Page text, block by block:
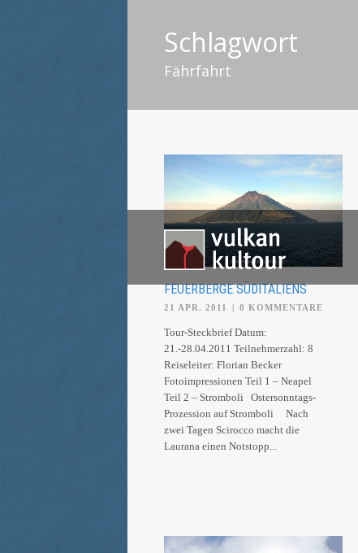
Schlagwort
Fährfahrt
FEUERBERGE SÜDITALIENS
21 APR. 2011 | 0 KOMMENTARE
Tour-Steckbrief Datum:
21.-28.04.2011 Teilnehmerzahl: 8
Reiseleiter: Florian Becker
Fotoimpressionen Teil 1 – Neapel
Teil 2 – Stromboli Ostersonntags-
Prozession auf Stromboli Nach
zwei Tagen Scirocco macht die
Laurana einen Notstopp...